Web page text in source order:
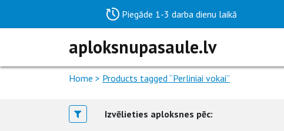
Piegāde 1-3 darba dienu laikā
aploksnupasaule.lv
Home > Products tagged “Perliniai vokai”
Izvēlieties aploksnes pēc: